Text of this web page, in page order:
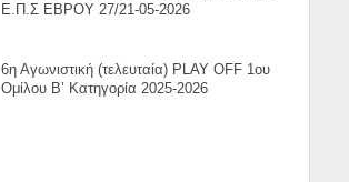
Ε.Π.Σ ΕΒΡΟΥ 27/21-05-2026
6η Αγωνιστική (τελευταία) PLAY OFF 1ου
Ομίλου Β’ Κατηγορία 2025-2026